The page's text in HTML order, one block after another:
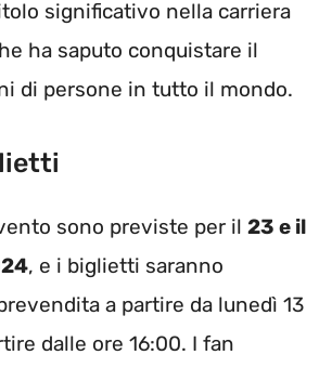
significativo nella carriera
ha saputo conquistare il
di persone in tutto il mondo.
sono previste per il 23 e il
, e i biglietti saranno
a partire da lunedì 13
dalle ore 16:00. I fan